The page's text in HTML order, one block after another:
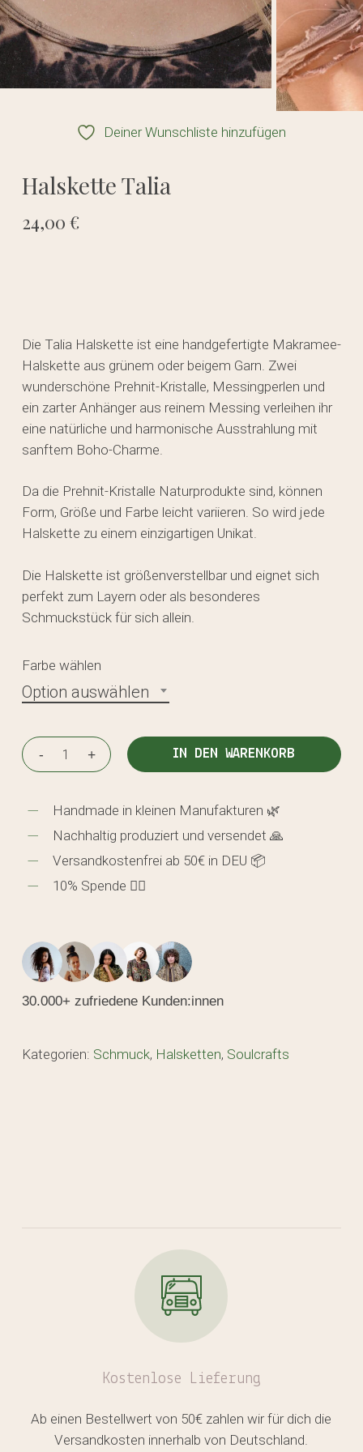
Deiner Wunschliste hinzufügen
Halskette Talia
24,00 €
Die Talia Halskette ist eine handgefertigte Makramee-
Halskette aus grünem oder beigem Garn. Zwei
wunderschöne Prehnit-Kristalle, Messingperlen und
ein zarter Anhänger aus reinem Messing verleihen ihr
eine natürliche und harmonische Ausstrahlung mit
sanftem Boho-Charme.
Da die Prehnit-Kristalle Naturprodukte sind, können
Form, Größe und Farbe leicht variieren. So wird jede
Halskette zu einem einzigartigen Unikat.
Die Halskette ist größenverstellbar und eignet sich
perfekt zum Layern oder als besonderes
Schmuckstück für sich allein.
Farbe wählen
Option auswählen
IN DEN WARENKORB
Handmade in kleinen Manufakturen 🌿
Nachhaltig produziert und versendet 🙏
Versandkostenfrei ab 50€ in DEU 📦
10% Spende 🖐🏼
30.000+ zufriedene Kunden:innen
Kategorien: Schmuck, Halsketten, Soulcrafts
Kostenlose Lieferung
Ab einen Bestellwert von 50€ zahlen wir für dich die
Versandkosten innerhalb von Deutschland.